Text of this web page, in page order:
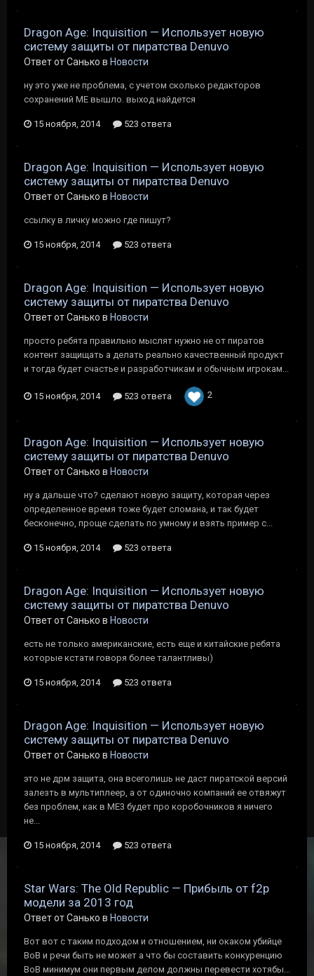
Dragon Age: Inquisition — Использует новую
систему защиты от пиратства Denuvo
Ответ от Санько в Новости
ну это уже не проблема, с учетом сколько редакторов
сохранений МЕ вышло. выход найдется
15 ноября, 2014 523 ответа
Dragon Age: Inquisition — Использует новую
систему защиты от пиратства Denuvo
Ответ от Санько в Новости
ссылку в личку можно где пишут?
15 ноября, 2014 523 ответа
Dragon Age: Inquisition — Использует новую
систему защиты от пиратства Denuvo
Ответ от Санько в Новости
просто ребята правильно мыслят нужно не от пиратов
контент защищать а делать реально качественный продукт
и тогда будет счастье и разработчикам и обычным игрокам...
15 ноября, 2014 523 ответа 2
Dragon Age: Inquisition — Использует новую
систему защиты от пиратства Denuvo
Ответ от Санько в Новости
ну а дальше что? сделают новую защиту, которая через
определенное время тоже будет сломана, и так будет
бесконечно, проще сделать по умному и взять пример с...
15 ноября, 2014 523 ответа
Dragon Age: Inquisition — Использует новую
систему защиты от пиратства Denuvo
Ответ от Санько в Новости
есть не только американские, есть еще и китайские ребята
которые кстати говоря более талантливы)
15 ноября, 2014 523 ответа
Dragon Age: Inquisition — Использует новую
систему защиты от пиратства Denuvo
Ответ от Санько в Новости
это не дрм защита, она всеголишь не даст пиратской версий
залезть в мультиплеер, а от одиночно компаний ее отвяжут
без проблем, как в МЕ3 будет про коробочников я ничего
не...
15 ноября, 2014 523 ответа
Star Wars: The Old Republic — Прибыль от f2p
модели за 2013 год
Ответ от Санько в Новости
Вот вот с таким подходом и отношением, ни окаком убийце
ВоВ и речи быть не может а что бы составить конкуренцию
ВоВ минимум они первым делом должны перевести хотябы...